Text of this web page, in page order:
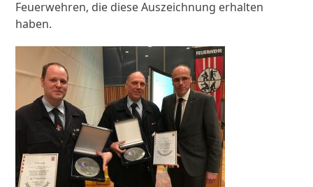
Feuerwehren, die diese Auszeichnung erhalten
haben.